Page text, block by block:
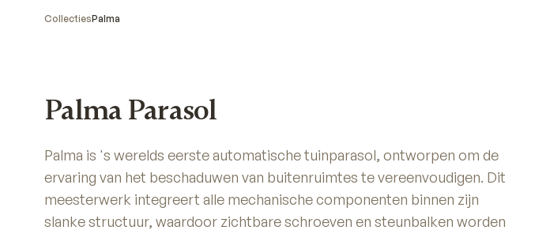
CollectiesPalma
Palma Parasol
Palma is 's werelds eerste automatische tuinparasol, ontworpen om de
ervaring van het beschaduwen van buitenruimtes te vereenvoudigen. Dit
meesterwerk integreert alle mechanische componenten binnen zijn
slanke structuur, waardoor zichtbare schroeven en steunbalken worden